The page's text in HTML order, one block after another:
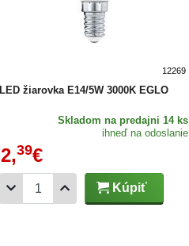
12269
LED žiarovka E14/5W 3000K EGLO
Skladom na predajni 14 ks
ihneď na odoslanie
2,39€
Kúpiť